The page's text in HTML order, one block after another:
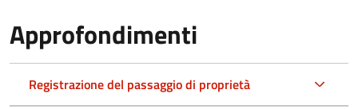
Approfondimenti
Registrazione del passaggio di proprietà